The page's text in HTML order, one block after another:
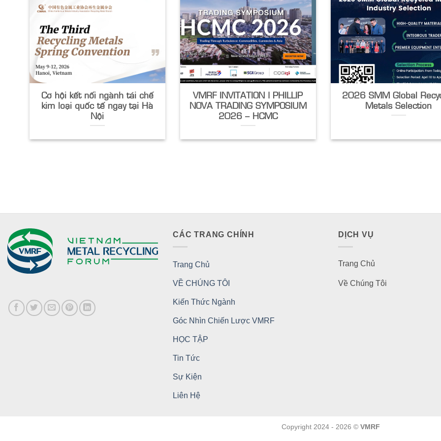
Cơ hội kết nối ngành tái chế
kim loại quốc tế ngay tại Hà
Nội
VMRF INVITATION | PHILLIP
NOVA TRADING SYMPOSIUM
2026 – HCMC
2026 SMM Global
Metals Selection
CÁC TRANG CHÍNH
Trang Chủ
VỀ CHÚNG TÔI
Kiến Thức Ngành
Góc Nhìn Chiến Lược VMRF
HỌC TẬP
Tin Tức
Sự Kiện
Liên Hệ
DỊCH VỤ
Trang Chủ
Về Chúng Tôi
Copyright 2024 - 2026 © VMRF